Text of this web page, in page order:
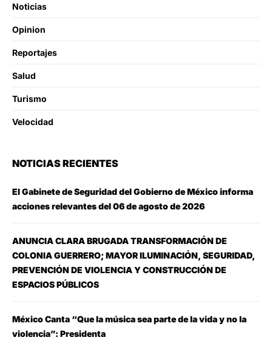
Noticias
Opinion
Reportajes
Salud
Turismo
Velocidad
NOTICIAS RECIENTES
El Gabinete de Seguridad del Gobierno de México informa
acciones relevantes del 06 de agosto de 2026
ANUNCIA CLARA BRUGADA TRANSFORMACIÓN DE
COLONIA GUERRERO; MAYOR ILUMINACIÓN, SEGURIDAD,
PREVENCIÓN DE VIOLENCIA Y CONSTRUCCIÓN DE
ESPACIOS PÚBLICOS
México Canta “Que la música sea parte de la vida y no la
violencia”: Presidenta